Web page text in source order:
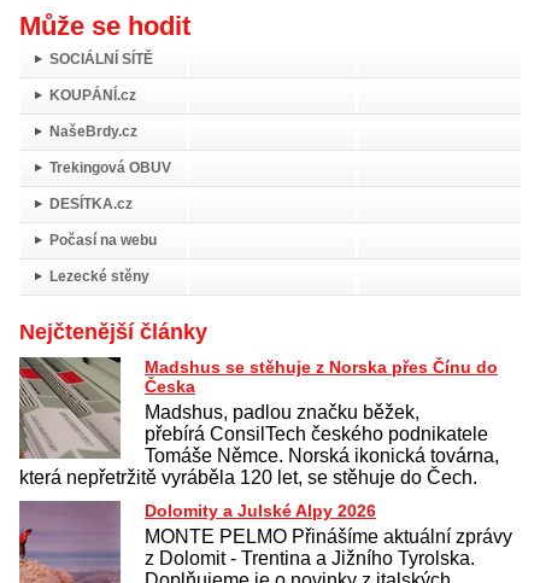
Může se hodit
SOCIÁLNÍ SÍTĚ
KOUPÁNÍ.cz
NašeBrdy.cz
Trekingová OBUV
DESÍTKA.cz
Počasí na webu
Lezecké stěny
Nejčtenější články
Madshus se stěhuje z Norska přes Čínu do
Česka
Madshus, padlou značku běžek,
přebírá ConsilTech českého podnikatele
Tomáše Němce. Norská ikonická továrna,
která nepřetržitě vyráběla 120 let, se stěhuje do Čech.
Dolomity a Julské Alpy 2026
MONTE PELMO Přinášíme aktuální zprávy
z Dolomit - Trentina a Jižního Tyrolska.